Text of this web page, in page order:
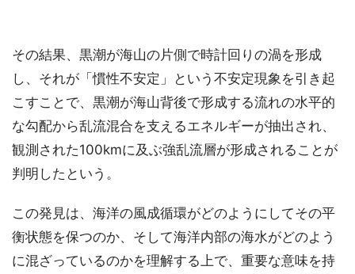
その結果、黒潮が海山の片側で時計回りの渦を形成
し、それが「慣性不安定」という不安定現象を引き起
こすことで、黒潮が海山背後で形成する流れの水平的
な勾配から乱流混合を支えるエネルギーが抽出され、
観測された100kmに及ぶ強乱流層が形成されることが
判明したという。
この発見は、海洋の風成循環がどのようにしてその平
衡状態を保つのか、そして海洋内部の海水がどのよう
に混ざっているのかを理解する上で、重要な意味を持